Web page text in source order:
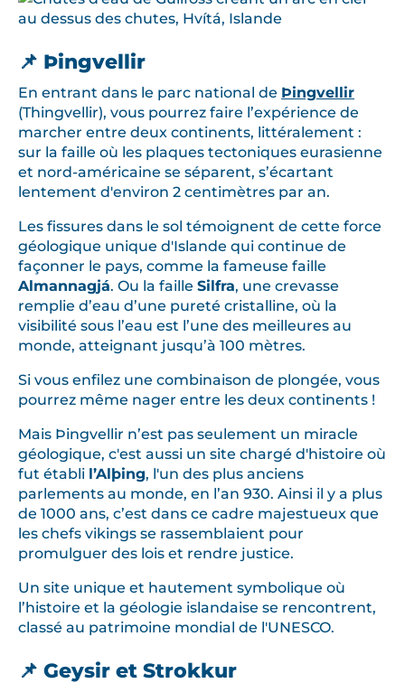
📌 Þingvellir
En entrant dans le parc national de Þingvellir
(Thingvellir), vous pourrez faire l’expérience de
marcher entre deux continents, littéralement :
sur la faille où les plaques tectoniques eurasienne
et nord-américaine se séparent, s’écartant
lentement d'environ 2 centimètres par an.
Les fissures dans le sol témoignent de cette force
géologique unique d'Islande qui continue de
façonner le pays, comme la fameuse faille
Almannagjá. Ou la faille Silfra, une crevasse
remplie d’eau d’une pureté cristalline, où la
visibilité sous l’eau est l’une des meilleures au
monde, atteignant jusqu’à 100 mètres.
Si vous enfilez une combinaison de plongée, vous
pourrez même nager entre les deux continents !
Mais Þingvellir n’est pas seulement un miracle
géologique, c'est aussi un site chargé d'histoire où
fut établi l’Alþing, l'un des plus anciens
parlements au monde, en l’an 930. Ainsi il y a plus
de 1000 ans, c’est dans ce cadre majestueux que
les chefs vikings se rassemblaient pour
promulguer des lois et rendre justice.
Un site unique et hautement symbolique où
l’histoire et la géologie islandaise se rencontrent,
classé au patrimoine mondial de l'UNESCO.
📌 Geysir et Strokkur